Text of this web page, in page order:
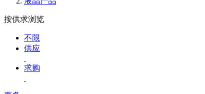
按供求浏览
不限
供应
求购